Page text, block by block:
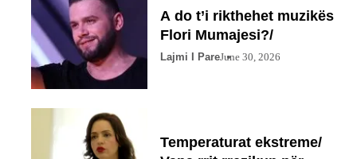
A do t’i rikthehet muzikës
Flori Mumajesi?/
Lajmi I PareJune 30, 2026
Temperaturat ekstreme/